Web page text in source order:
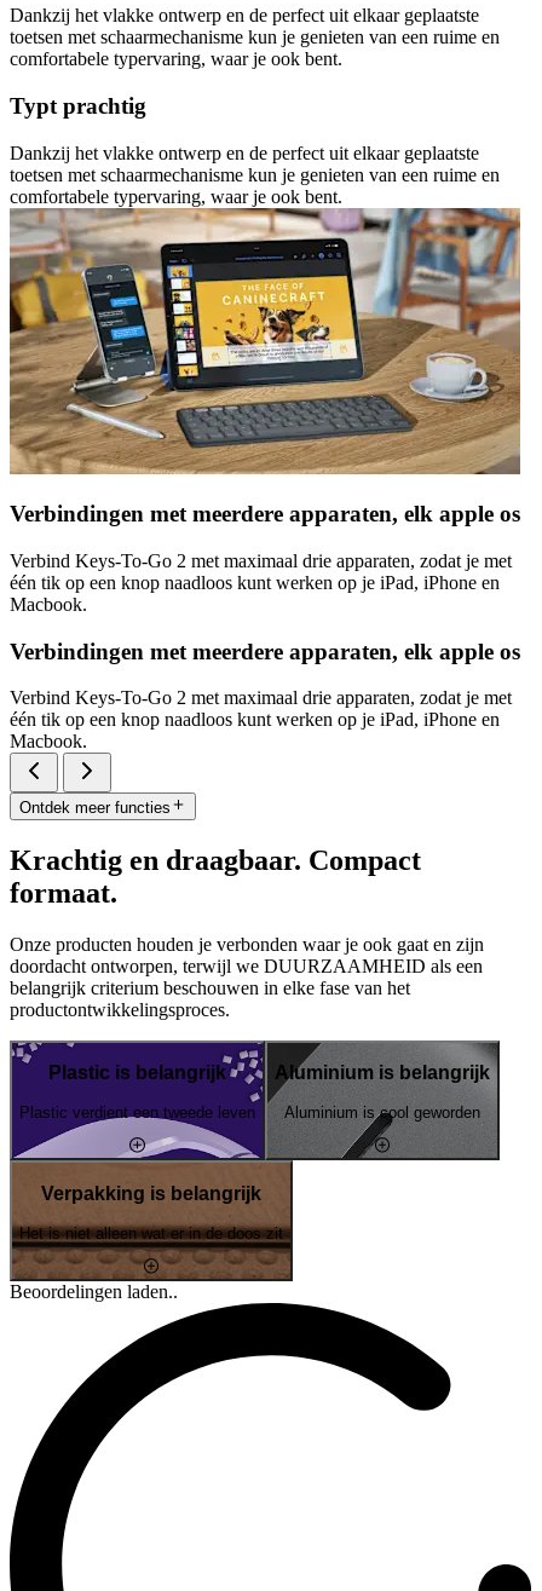
Dankzij het vlakke ontwerp en de perfect uit elkaar geplaatste
toetsen met schaarmechanisme kun je genieten van een ruime en
comfortabele typervaring, waar je ook bent.
Typt prachtig
Dankzij het vlakke ontwerp en de perfect uit elkaar geplaatste
toetsen met schaarmechanisme kun je genieten van een ruime en
comfortabele typervaring, waar je ook bent.
Verbindingen met meerdere apparaten, elk apple os
Verbind Keys-To-Go 2 met maximaal drie apparaten, zodat je met
één tik op een knop naadloos kunt werken op je iPad, iPhone en
Macbook.
Verbindingen met meerdere apparaten, elk apple os
Verbind Keys-To-Go 2 met maximaal drie apparaten, zodat je met
één tik op een knop naadloos kunt werken op je iPad, iPhone en
Macbook.
Ontdek meer functies
Krachtig en draagbaar. Compact
formaat.
Onze producten houden je verbonden waar je ook gaat en zijn
doordacht ontworpen, terwijl we DUURZAAMHEID als een
belangrijk criterium beschouwen in elke fase van het
productontwikkelingsproces.
Plastic is belangrijk
Plastic verdient een tweede leven
Aluminium is belangrijk
Aluminium is cool geworden
Verpakking is belangrijk
Het is niet alleen wat er in de doos zit
Beoordelingen laden..